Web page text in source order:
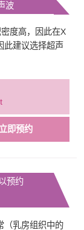
波
度高，因此在X
此建议选择超声
立即预约
预约
（乳房组织中的